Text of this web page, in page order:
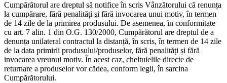
Cumpărătorul are dreptul să notifice în scris Vânzătorului că renunța
la cumpărare, fără penalități şi fără invocarea unui motiv, în termen
de 14 zile de la primirea produsului. De asemenea, în conformitate
cu art. 7 alin. 1 din O.G. 130/2000, Cumpărătorul are dreptul de a
denunța unilateral contractul la distanță, în scris, în termen de 14 zile
de la data primirii produsului/produselor, fără penalități și fără
invocarea vreunui motiv. În acest caz, cheltuielile directe de
returnare a produselor vor cădea, conform legii, în sarcina
Cumpărătorului.